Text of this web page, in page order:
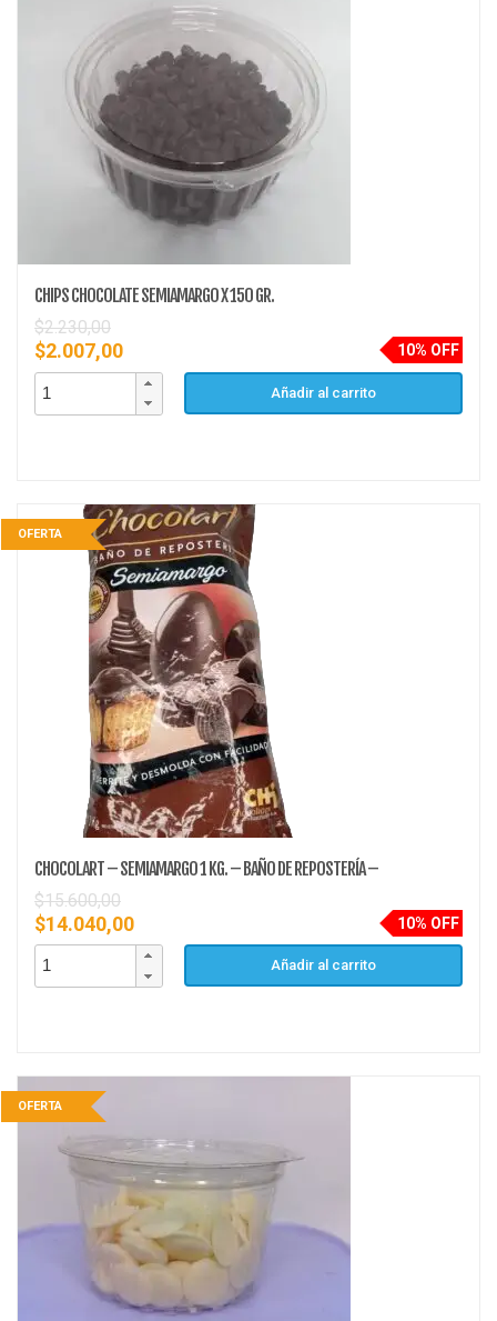
CHIPS CHOCOLATE SEMIAMARGO X 150 GR.
10% OFF
$2.230,00
$2.007,00
Añadir al carrito
OFERTA
CHOCOLART – SEMIAMARGO 1 KG. – BAÑO DE REPOSTERÍA –
10% OFF
$15.600,00
$14.040,00
Añadir al carrito
OFERTA